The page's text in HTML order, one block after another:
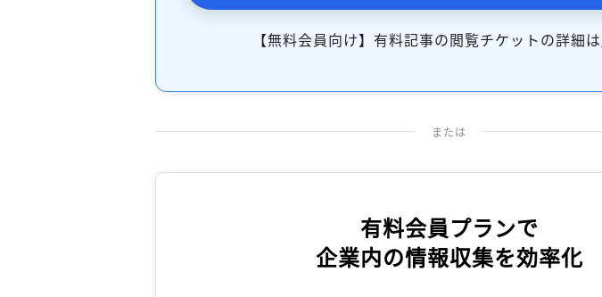
【無料会員向け】有料記事の閲覧チケットの詳細は
または
有料会員プランで
企業内の情報収集を効率化